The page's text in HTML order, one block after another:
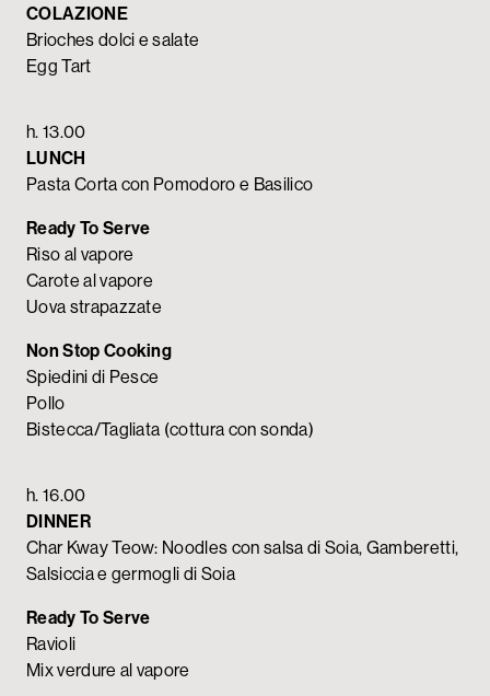
COLAZIONE
Brioches dolci e salate
Egg Tart
h. 13.00
LUNCH
Pasta Corta con Pomodoro e Basilico
Ready To Serve
Riso al vapore
Carote al vapore
Uova strapazzate
Non Stop Cooking
Spiedini di Pesce
Pollo
Bistecca/Tagliata (cottura con sonda)
h. 16.00
DINNER
Char Kway Teow: Noodles con salsa di Soia, Gamberetti,
Salsiccia e germogli di Soia
Ready To Serve
Ravioli
Mix verdure al vapore